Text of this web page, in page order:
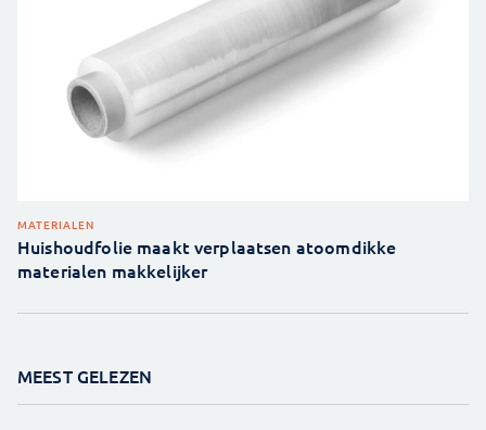
MATERIALEN
Huishoudfolie maakt verplaatsen atoomdikke
materialen makkelijker
MEEST GELEZEN